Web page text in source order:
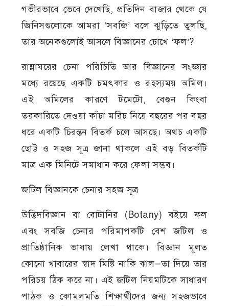
গভীরভাবে ভেবে দেখেছি, প্রতিদিন বাজার থেকে যে
জিনিসগুলোকে আমরা ‘সবজি’ বলে ঝুড়িতে তুলছি,
তার অনেকগুলোই আসলে বিজ্ঞানের চোখে ‘ফল’?
রান্নাঘরের চেনা পরিচিতি আর বিজ্ঞানের সংজ্ঞার
মধ্যে রয়েছে একটি চমৎকার ও রহস্যময় অমিল।
এই অমিলের কারণে টমেটো, বেগুন কিংবা
তরকারিতে দেওয়া কাঁচা মরিচ নিয়ে বছরের পর বছর
ধরে একটি চিরন্তন বিতর্ক চলে আসছে। অথচ একটি
ছোট্ট ও সহজ সূত্র জানা থাকলে এই বড় বিতর্কটি
মাত্র এক মিনিটে সমাধান করে ফেলা সম্ভব।
জটিল বিজ্ঞানকে চেনার সহজ সূত্র
উদ্ভিদবিজ্ঞান বা বোটানির (Botany) বইয়ে ফল
এবং সবজি চেনার পরিমাপকটি বেশ জটিল ও
প্রাতিষ্ঠানিক ভাষায় লেখা থাকে। বিজ্ঞান মূলত
কোনো খাবারের স্বাদ মিষ্টি নাকি ঝাল—তা দিয়ে তার
পরিচয় ঠিক করে না। এই জটিল নিয়মটিকে সাধারণ
পাঠক ও কোমলমতি শিক্ষার্থীদের জন্য সহজভাবে